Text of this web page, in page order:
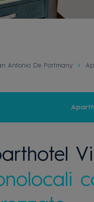
Antonio De Portmany